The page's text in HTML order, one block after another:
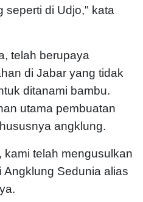
seperti di Udjo," kata
telah berupaya
di Jabar yang tidak
ditanami bambu.
utama pembuatan
angklung.
telah mengusulkan
Sedunia alias